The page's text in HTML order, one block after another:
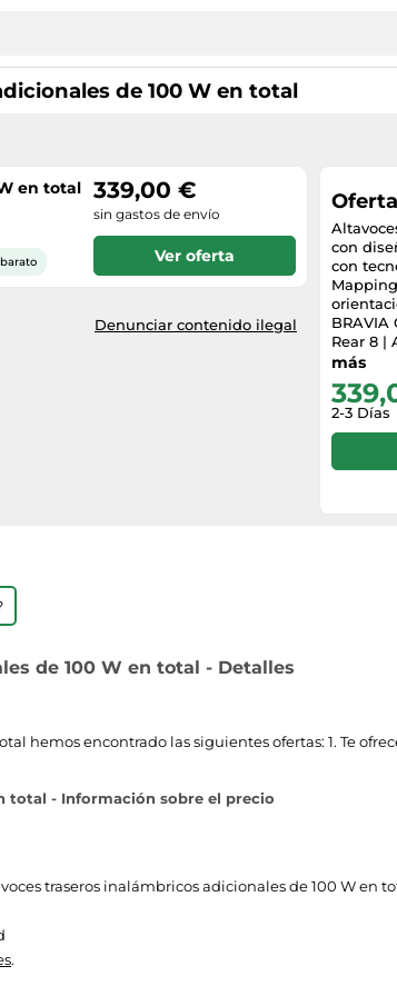
de 100 W en total
en total 339,00 €
sin gastos de envío
Ver oferta
Denunciar contenido ilegal
con
con
BRAVIA
Rear 8 |
más
2-3 Días
de 100 W en total - Detalles
hemos encontrado las siguientes ofertas: 1. Te
total - Información sobre el precio
traseros inalámbricos adicionales de 100 W en
.